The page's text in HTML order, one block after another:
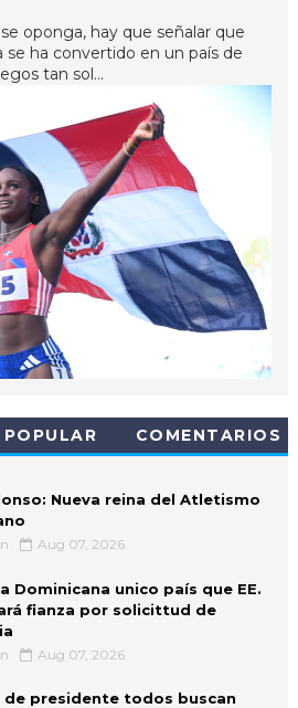
oponga, hay que señalar que
se ha convertido en un país de
tan sol...
POPULAR COMENTARIOS
Nueva reina del Atletismo
Aug 07, 2026
Dominicana unico país que EE.
fianza por solicittud de
Aug 07, 2026
de presidente todos buscan